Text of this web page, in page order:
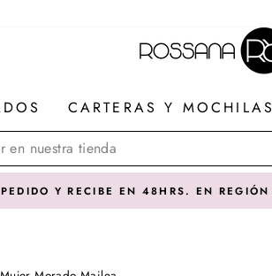
CARTERAS Y MOCHILAS